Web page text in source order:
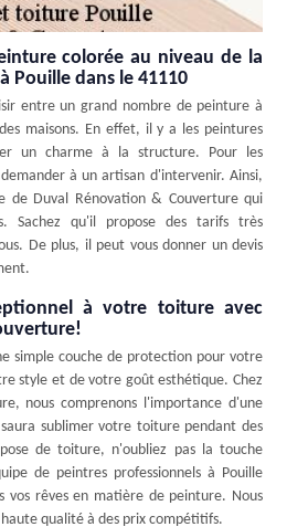
colorée au niveau de la
Pouille dans le 41110
entre un grand nombre de peinture à
maisons. En effet, il y a les peintures
un charme à la structure. Pour les
à un artisan d'intervenir. Ainsi,
de Duval Rénovation & Couverture qui
Sachez qu'il propose des tarifs très
De plus, il peut vous donner un devis
à votre toiture avec
simple couche de protection pour votre
style et de votre goût esthétique. Chez
nous comprenons l'importance d'une
sublimer votre toiture pendant des
de toiture, n'oubliez pas la touche
de peintres professionnels à Pouille
vos rêves en matière de peinture. Nous
haute qualité à des prix compétitifs.